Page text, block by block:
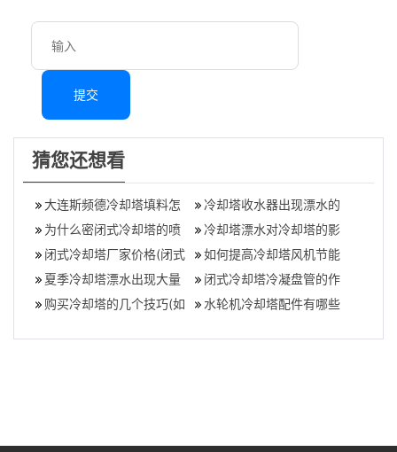
提交
猜您还想看
大连斯频德冷却塔填料怎
么样,斯频德冷却塔填料清
洗方法
冷却塔收水器出现漂水的
原因,冷却塔收水器漂水维
修方法？
为什么密闭式冷却塔的喷
淋水温度会升高(冷却塔喷
淋水温度高
冷却塔漂水对冷却塔的影
响,冷却塔漂水有什么后果
闭式冷却塔厂家价格(闭式
冷却塔价格一般多少钱)
如何提高冷却塔风机节能
降耗效率(冷却塔节能降耗
的方法)
夏季冷却塔漂水出现大量
白雾状是怎么回事？应该
闭式冷却塔冷凝盘管的作
用(盘管式冷凝器)
购买冷却塔的几个技巧(如
水轮机冷却塔配件有哪些